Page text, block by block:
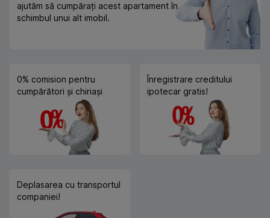
ajutăm să cumpărați acest apartament în
schimbul unui alt imobil.
0% comision pentru
cumpărători și chiriași
Înregistrare creditului
ipotecar gratis!
Deplasarea cu transportul
companiei!